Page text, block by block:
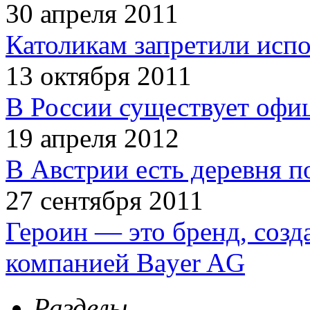
30 апреля 2011
Католикам запретили
13 октября 2011
В России существует
19 апреля 2012
В Австрии есть деревня
27 сентября 2011
Героин — это бренд,
компанией Bayer AG